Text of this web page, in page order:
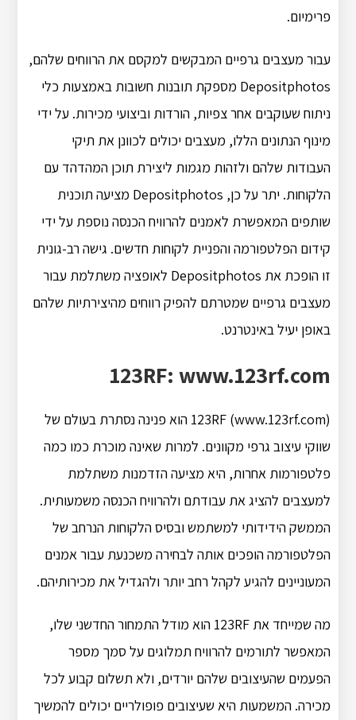
פרימיום.
עבור מעצבים גרפיים המבקשים למקסם את הרווחים שלהם,
Depositphotos מספקת תובנות חשובות באמצעות כלי
ניתוח שעוקבים אחר צפיות, הורדות וביצועי מכירות. על ידי
מינוף הנתונים הללו, מעצבים יכולים לכוונן את תיקי
העבודות שלהם ולזהות מגמות ליצירת תוכן המהדהד עם
הלקוחות. יתר על כן, Depositphotos מציעה תוכנית
שותפים המאפשרת לאמנים להרוויח הכנסה נוספת על ידי
קידום הפלטפורמה והפניית לקוחות חדשים. גישה רב-גונית
זו הופכת את Depositphotos לאופציה משתלמת עבור
מעצבים גרפיים שמטרתם להפיק רווחים מהיצירתיות שלהם
באופן יעיל באינטרנט.
123RF: www.123rf.com
123RF (www.123rf.com) הוא פנינה נסתרת בעולם של
שווקי עיצוב גרפי מקוונים. למרות שאינה מוכרת כמו כמה
פלטפורמות אחרות, היא מציעה הזדמנות משתלמת
למעצבים להציג את עבודתם ולהרוויח הכנסה משמעותית.
הממשק הידידותי למשתמש ובסיס הלקוחות הנרחב של
הפלטפורמה הופכים אותה לבחירה משכנעת עבור אמנים
המעוניינים להגיע לקהל רחב יותר ולהגדיל את מכירותיהם.
מה שמייחד את 123RF הוא מודל התמחור החדשני שלו,
המאפשר לתורמים להרוויח תמלוגים על סמך מספר
הפעמים שהעיצובים שלהם יורדים, ולא תשלום קבוע לכל
מכירה. המשמעות היא שעיצובים פופולריים יכולים להמשיך